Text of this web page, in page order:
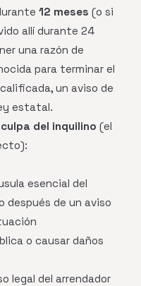
12 meses (o si
allí durante 24
una razón de
para terminar el
un aviso de
estatal.
del inquilino (el
esencial del
de un aviso
o causar daños
legal del arrendador